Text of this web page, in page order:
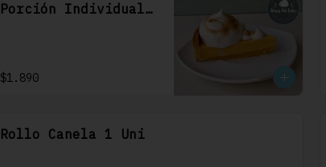
Porción Individual
$1.890
Rollo Canela 1 Uni